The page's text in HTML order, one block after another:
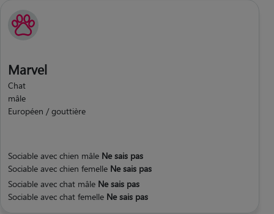
Marvel
Chat
mâle
Européen / gouttière
Sociable avec chien mâle Ne sais pas
Sociable avec chien femelle Ne sais pas
Sociable avec chat mâle Ne sais pas
Sociable avec chat femelle Ne sais pas